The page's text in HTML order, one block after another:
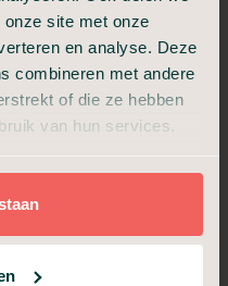
site met onze
en analyse. Deze
combineren met andere
of die ze hebben
van hun services.